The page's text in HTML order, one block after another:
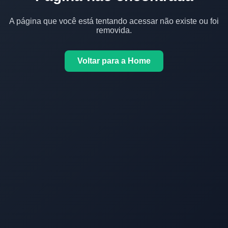
A página que você está tentando acessar não existe ou foi
removida.
Voltar para a Home